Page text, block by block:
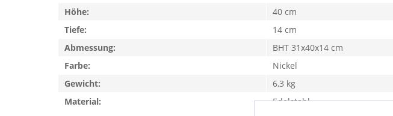
Höhe:
40 cm
Tiefe:
14 cm
Abmessung:
BHT 31x40x14 cm
Farbe:
Nickel
Gewicht:
6,3 kg
Material:
Edelstahl